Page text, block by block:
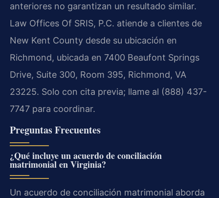
anteriores no garantizan un resultado similar.
Law Offices Of SRIS, P.C. atiende a clientes de
New Kent County desde su ubicación en
Richmond, ubicada en 7400 Beaufont Springs
Drive, Suite 300, Room 395, Richmond, VA
23225. Solo con cita previa; llame al (888) 437-
7747 para coordinar.
Preguntas Frecuentes
¿Qué incluye un acuerdo de conciliación
matrimonial en Virginia?
Un acuerdo de conciliación matrimonial aborda